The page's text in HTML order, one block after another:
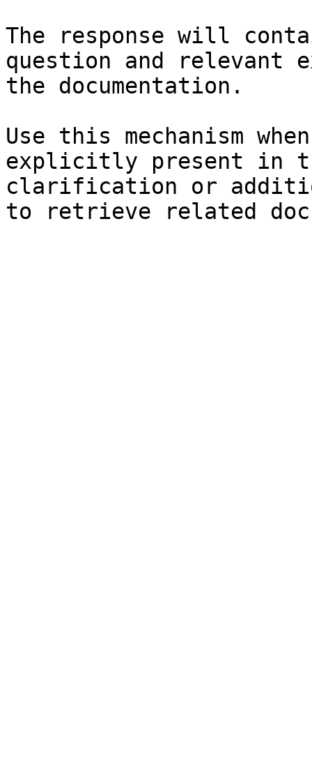
The response will
question and relevant
the documentation.
Use this mechanism
explicitly present in
clarification or